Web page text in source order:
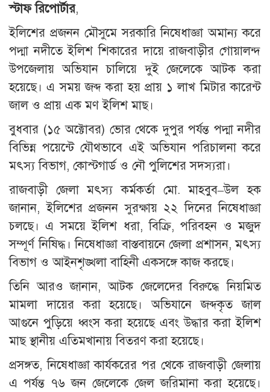
স্টাফ রিপোর্টার,
ইলিশের প্রজনন মৌসুমে সরকারি নিষেধাজ্ঞা অমান্য করে
পদ্মা নদীতে ইলিশ শিকারের দায়ে রাজবাড়ীর গোয়ালন্দ
উপজেলায় অভিযান চালিয়ে দুই জেলেকে আটক করা
হয়েছে। এ সময় জব্দ করা হয় প্রায় ১ লাখ মিটার কারেন্ট
জাল ও প্রায় এক মণ ইলিশ মাছ।
বুধবার (১৫ অক্টোবর) ভোর থেকে দুপুর পর্যন্ত পদ্মা নদীর
বিভিন্ন পয়েন্টে যৌথভাবে এই অভিযান পরিচালনা করে
মৎস্য বিভাগ, কোস্টগার্ড ও নৌ পুলিশের সদস্যরা।
রাজবাড়ী জেলা মৎস্য কর্মকর্তা মো. মাহবুব–উল হক
জানান, ইলিশের প্রজনন সুরক্ষায় ২২ দিনের নিষেধাজ্ঞা
চলছে। এ সময়ে ইলিশ ধরা, বিক্রি, পরিবহন ও মজুদ
সম্পূর্ণ নিষিদ্ধ। নিষেধাজ্ঞা বাস্তবায়নে জেলা প্রশাসন, মৎস্য
বিভাগ ও আইনশৃঙ্খলা বাহিনী একসঙ্গে কাজ করছে।
তিনি আরও জানান, আটক জেলেদের বিরুদ্ধে নিয়মিত
মামলা দায়ের করা হয়েছে। অভিযানে জব্দকৃত জাল
আগুনে পুড়িয়ে ধ্বংস করা হয়েছে এবং উদ্ধার করা ইলিশ
মাছ স্থানীয় এতিমখানায় বিতরণ করা হয়েছে।
প্রসঙ্গত, নিষেধাজ্ঞা কার্যকরের পর থেকে রাজবাড়ী জেলায়
এ পর্যন্ত ৭৬ জন জেলেকে জেল জরিমানা করা হয়েছে।